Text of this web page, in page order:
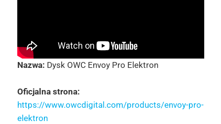
Nazwa: Dysk OWC Envoy Pro Elektron
Oficjalna strona:
https://www.owcdigital.com/products/envoy-pro-
elektron